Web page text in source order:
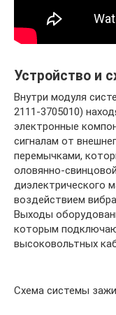
Устройство и
Внутри модуля
2111-3705010)
электронные
сигналам от
перемычками,
оловянно-
диэлектрического
воздействием
Выходы
которым
высоковольтных
Схема системы